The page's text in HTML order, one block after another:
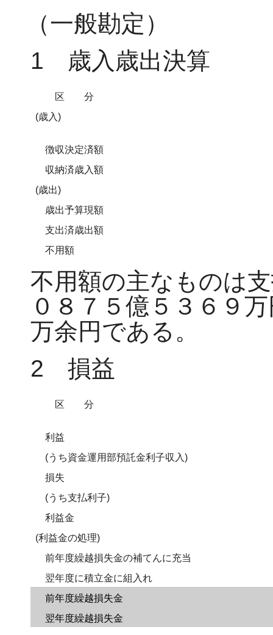
（一般勘定）
1 歳入歳出決算
区分
(歳入)
徴収決定済額
収納済歳入額
(歳出)
歳出予算現額
支出済歳出額
不用額
不用額の主なものは
０８７５億５３６９
万余円である。
2 損益
区分
利益
(うち資金運用部預託金利子収入)
損失
(うち支払利子)
利益金
(利益金の処理)
前年度繰越損失金の補てんに充当
翌年度に積立金に組入れ
前年度繰越損失金
翌年度繰越損失金